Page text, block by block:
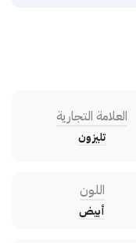
العلامة التجارية
تليزون
اللون
أبيض